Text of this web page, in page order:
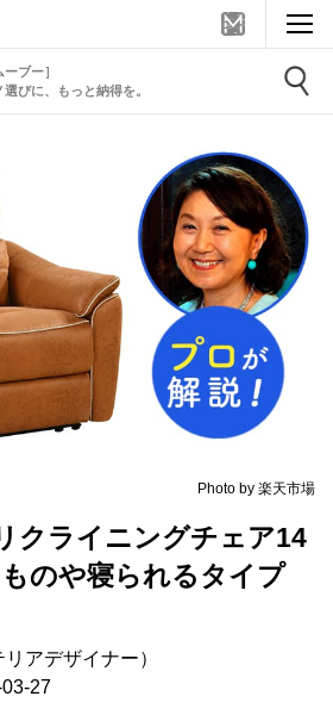
ーブー］
選びに、もっと納得を。
Photo by 楽天市場
クライニングチェア14
のや寝られるタイプ
アデザイナー）
27